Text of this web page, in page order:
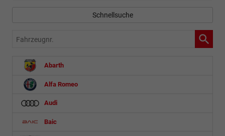
Schnellsuche
Fahrzeugnr.
Abarth
Alfa Romeo
Audi
Baic